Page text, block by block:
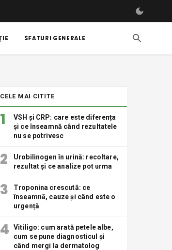
SFATURI GENERALE
CELE MAI CITITE
1
VSH și CRP: care este diferența
și ce înseamnă când rezultatele
nu se potrivesc
2
Urobilinogen în urină: recoltare,
rezultat și ce analize pot urma
3
Troponina crescută: ce
înseamnă, cauze și când este o
urgență
4
Vitiligo: cum arată petele albe,
cum se pune diagnosticul și
când mergi la dermatolog